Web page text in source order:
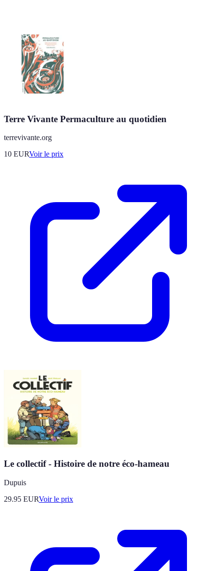
Terre Vivante Permaculture au quotidien
terrevivante.org
10 EURVoir le prix
Le collectif - Histoire de notre éco-hameau
Dupuis
29.95 EURVoir le prix